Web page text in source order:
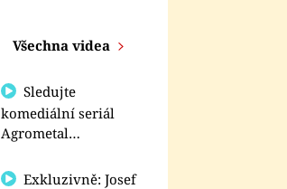
Všechna videa
Sledujte
komediální seriál
Agrometal
prima+
Exkluzivně: Josef